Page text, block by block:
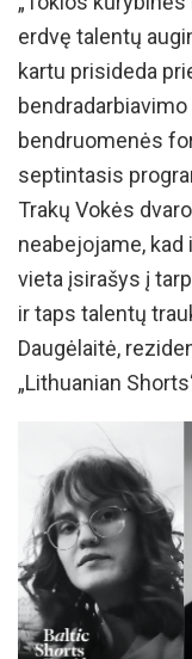
erdvę talentų
kartu prisideda
bendruomenės
septintasis
Trakų Vokės
neabejojame,
vieta įsirašys į
ir taps talentų
Daugėlaitė,
„Lithuanian